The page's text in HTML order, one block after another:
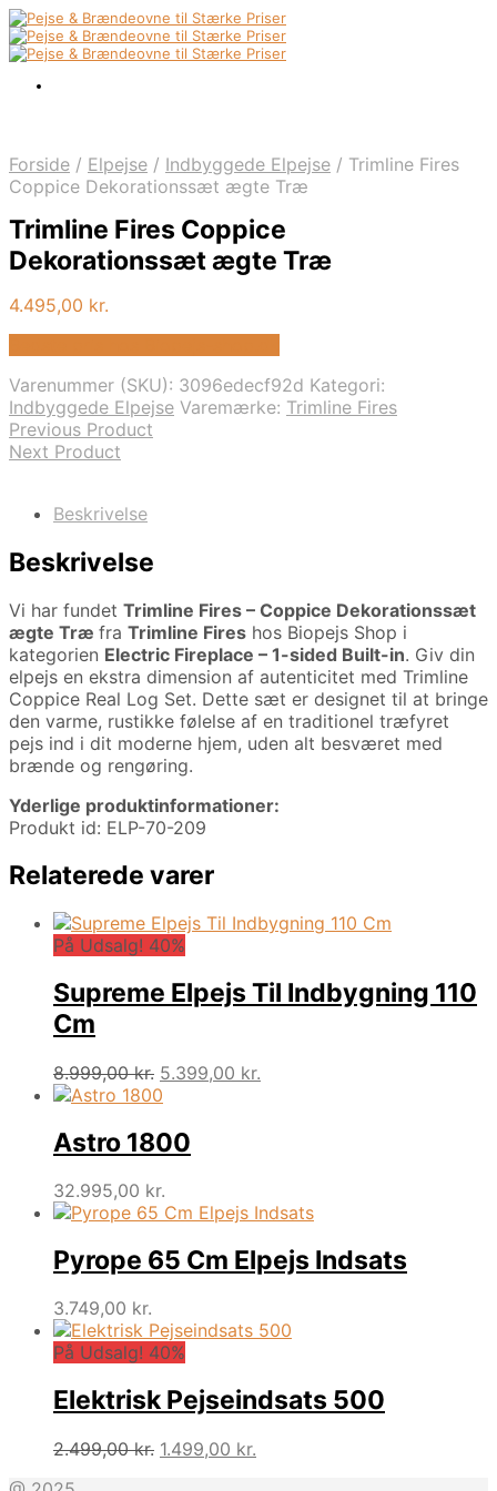
Forside / Elpejse / Indbyggede Elpejse / Trimline Fires
Coppice Dekorationssæt ægte Træ
Trimline Fires Coppice
Dekorationssæt ægte Træ
4.495,00 kr.
Varenummer (SKU): 3096edecf92d Kategori:
Indbyggede Elpejse Varemærke: Trimline Fires
Previous Product
Next Product
Beskrivelse
Beskrivelse
Vi har fundet Trimline Fires – Coppice Dekorationssæt
ægte Træ fra Trimline Fires hos Biopejs Shop i
kategorien Electric Fireplace – 1-sided Built-in. Giv din
elpejs en ekstra dimension af autenticitet med Trimline
Coppice Real Log Set. Dette sæt er designet til at bringe
den varme, rustikke følelse af en traditionel træfyret
pejs ind i dit moderne hjem, uden alt besværet med
brænde og rengøring.
Yderlige produktinformationer:
Produkt id: ELP-70-209
Relaterede varer
På Udsalg! 40%
Supreme Elpejs Til Indbygning 110
Cm
8.999,00kr. Den
oprindelige
var:
8.999,00 kr..
5.399,00 kr.
Astro 1800
32.995,00 kr.
Pyrope 65 Cm Elpejs Indsats
3.749,00 kr.
På Udsalg! 40%
Elektrisk Pejseindsats 500
2.499,00kr. Den
1.499,00 kr.